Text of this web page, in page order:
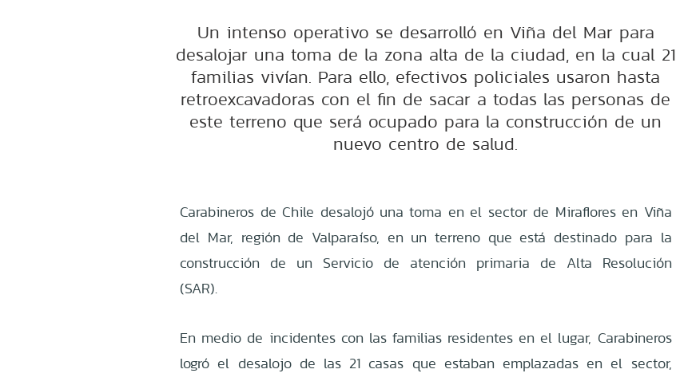
Un intenso operativo se desarrolló en Viña del Mar para
desalojar una toma de la zona alta de la ciudad, en la cual 21
familias vivían. Para ello, efectivos policiales usaron hasta
retroexcavadoras con el fin de sacar a todas las personas de
este terreno que será ocupado para la construcción de un
nuevo centro de salud.
Carabineros de Chile desalojó una toma en el sector de Miraflores en Viña
del Mar, región de Valparaíso, en un terreno que está destinado para la
construcción de un Servicio de atención primaria de Alta Resolución
(SAR).
En medio de incidentes con las familias residentes en el lugar, Carabineros
logró el desalojo de las 21 casas que estaban emplazadas en el sector,